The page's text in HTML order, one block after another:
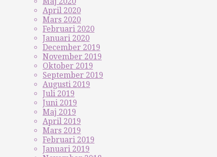
April 2020
Mars 2020
Februari 2020
Januari 2020
December 2019
November 2019
Oktober 2019
September 2019
Augusti 2019
Juli 2019
Juni 2019
Maj 2019
April 2019
Mars 2019
Februari 2019
Januari 2019